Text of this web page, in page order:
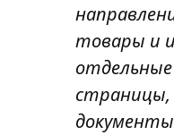
товары и
страницы,